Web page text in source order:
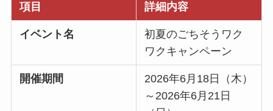
項目 詳細内容
イベント名
初夏のごちそうワク
ワクキャンペーン
開催期間
2026年6月18日（木）
～2026年6月21日